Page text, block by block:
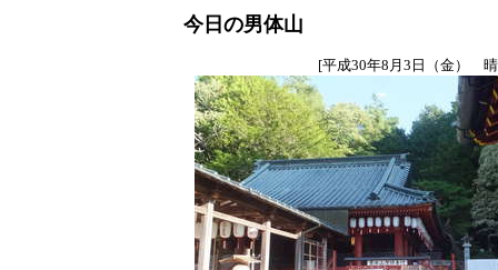
今日の男体山
[平成30年8月3日（金）